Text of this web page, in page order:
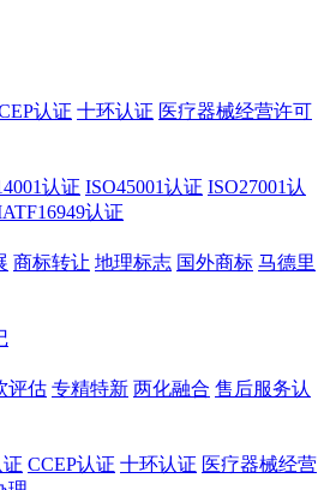
认证 十环认证 医疗器械经营许可
认证 ISO45001认证 ISO27001认
认证
商标转让 地理标志 国外商标 马德里
评估 专精特新 两化融合 售后服务认
CCEP认证 十环认证 医疗器械经营